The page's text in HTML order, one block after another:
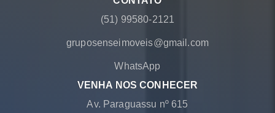
(51) 99580-2121
gruposenseimoveis@gmail.com
WhatsApp
VENHA NOS CONHECER
Av. Paraguassu nº 615